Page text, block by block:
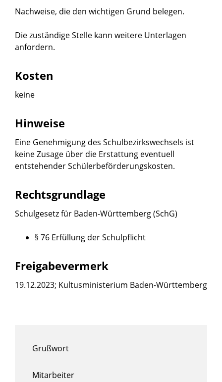
Nachweise, die den wichtigen Grund belegen.
Die zuständige Stelle kann weitere Unterlagen
anfordern.
Kosten
keine
Hinweise
Eine Genehmigung des Schulbezirkswechsels ist
keine Zusage über die Erstattung eventuell
entstehender Schülerbeförderungskosten.
Rechtsgrundlage
Schulgesetz für Baden-Württemberg (SchG)
§ 76 Erfüllung der Schulpflicht
Freigabevermerk
19.12.2023; Kultusministerium Baden-Württemberg
Grußwort
Mitarbeiter